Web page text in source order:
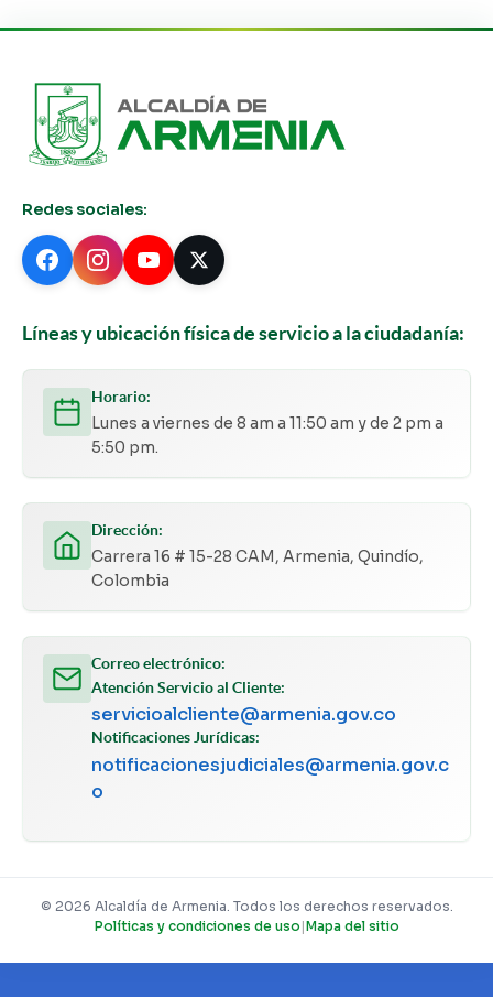
Redes sociales:
Líneas y ubicación física de servicio a la ciudadanía:
Horario:
Lunes a viernes de 8 am a 11:50 am y de 2 pm a
5:50 pm.
Dirección:
Carrera 16 # 15-28 CAM, Armenia, Quindío,
Colombia
Correo electrónico:
Atención Servicio al Cliente:
servicioalcliente@armenia.gov.co
Notificaciones Jurídicas:
notificacionesjudiciales@armenia.gov.c
o
© 2026 Alcaldía de Armenia. Todos los derechos reservados.
Políticas y condiciones de uso |Mapa del sitio